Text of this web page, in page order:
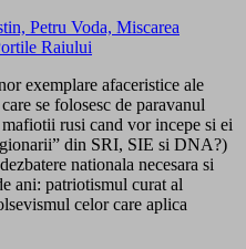
Petru Voda, Miscarea
Raiului
exemplare afaceristice ale
se folosesc de paravanul
rusi cand vor incepe si ei
din SRI, SIE si DNA?)
nationala necesara si
ani: patriotismul curat al
celor care aplica